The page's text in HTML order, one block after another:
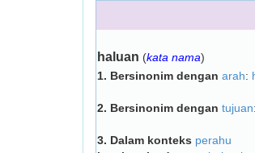
haluan (kata nama)
1. Bersinonim dengan arah:
2. Bersinonim dengan tujuan:
3. Dalam konteks perahu